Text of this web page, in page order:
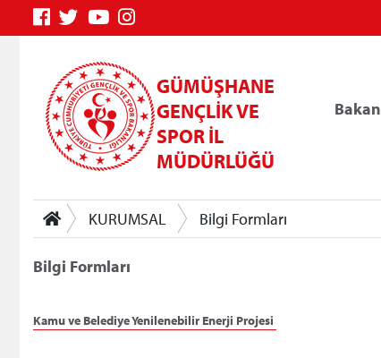
GÜMÜŞHANE
GENÇLİK VE
SPOR İL
MÜDÜRLÜĞÜ
Bakan
KURUMSAL Bilgi Formları
Bilgi Formları
Kamu ve Belediye Yenilenebilir Enerji Projesi
Genç Bilgi Sistemi